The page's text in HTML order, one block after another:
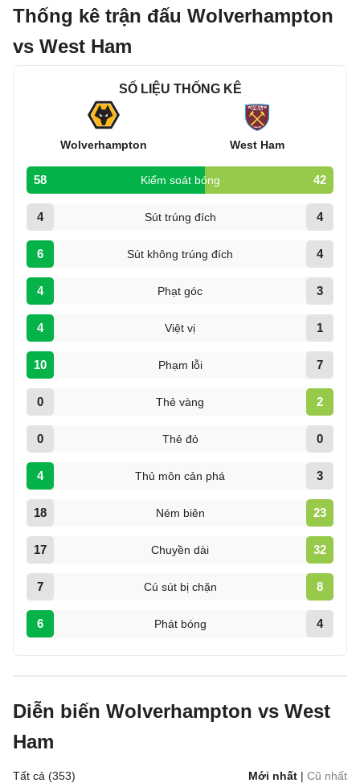
Thống kê trận đấu Wolverhampton
vs West Ham
SỐ LIỆU THỐNG KÊ
Wolverhampton West Ham
58 Kiểm soát bóng 42
4 Sút trúng đích 4
6 Sút không trúng đích 4
4 Phạt góc 3
4 Việt vị 1
10 Phạm lỗi 7
0 Thẻ vàng 2
0 Thẻ đỏ 0
4 Thủ môn cản phá 3
18 Ném biên 23
17 Chuyền dài 32
7 Cú sút bị chặn 8
6 Phát bóng 4
Diễn biến Wolverhampton vs West
Ham
Tất cả (353) Mới nhất | Cũ nhất